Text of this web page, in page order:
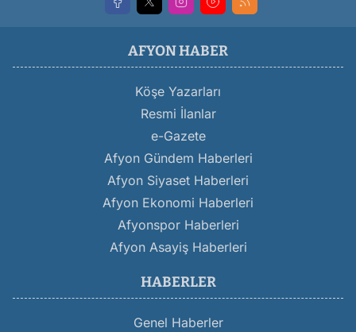
AFYON HABER
Köşe Yazarları
Resmi İlanlar
e-Gazete
Afyon Gündem Haberleri
Afyon Siyaset Haberleri
Afyon Ekonomi Haberleri
Afyonspor Haberleri
Afyon Asayiş Haberleri
HABERLER
Genel Haberler